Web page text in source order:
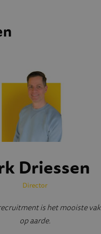
Driessen
Director
is het mooiste vak
op aarde.